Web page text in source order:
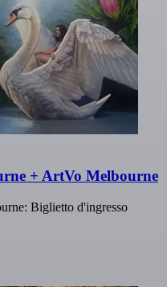
+ ArtVo Melbourne
Biglietto d'ingresso